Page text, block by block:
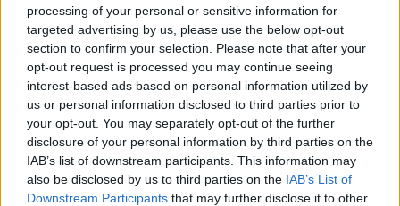
processing of your personal or sensitive information for
targeted advertising by us, please use the below opt-out
section to confirm your selection. Please note that after your
opt-out request is processed you may continue seeing
interest-based ads based on personal information utilized by
us or personal information disclosed to third parties prior to
your opt-out. You may separately opt-out of the further
disclosure of your personal information by third parties on the
IAB’s list of downstream participants. This information may
also be disclosed by us to third parties on the IAB’s List of
Downstream Participants that may further disclose it to other
@rhynosmm— Rugby
Femminile Italiano